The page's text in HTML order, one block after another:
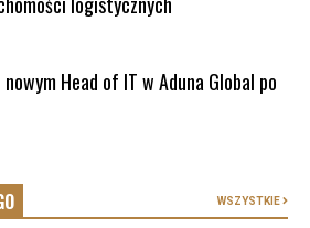
Head of IT w Aduna Global po
WSZYSTKIE